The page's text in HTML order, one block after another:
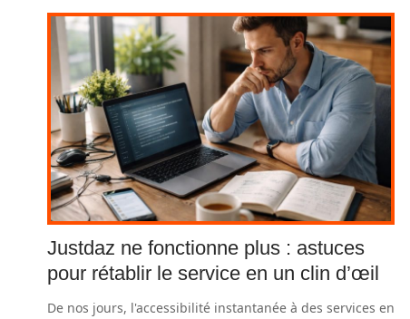
Justdaz ne fonctionne plus : astuces
pour rétablir le service en un clin d’œil
De nos jours, l'accessibilité instantanée à des services en